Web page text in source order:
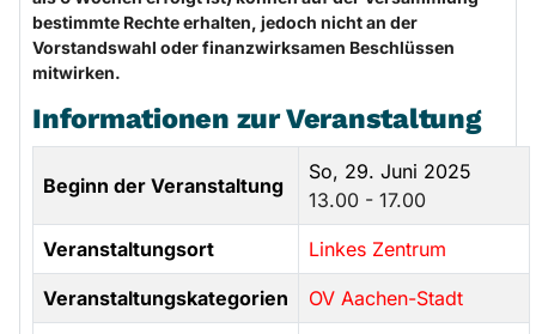
bestimmte Rechte erhalten, jedoch nicht an der
Vorstandswahl oder finanzwirksamen Beschlüssen
mitwirken.
Informationen zur Veranstaltung
Beginn der Veranstaltung
So, 29. Juni 2025
13.00 - 17.00
Veranstaltungsort Linkes Zentrum
Veranstaltungskategorien OV Aachen-Stadt